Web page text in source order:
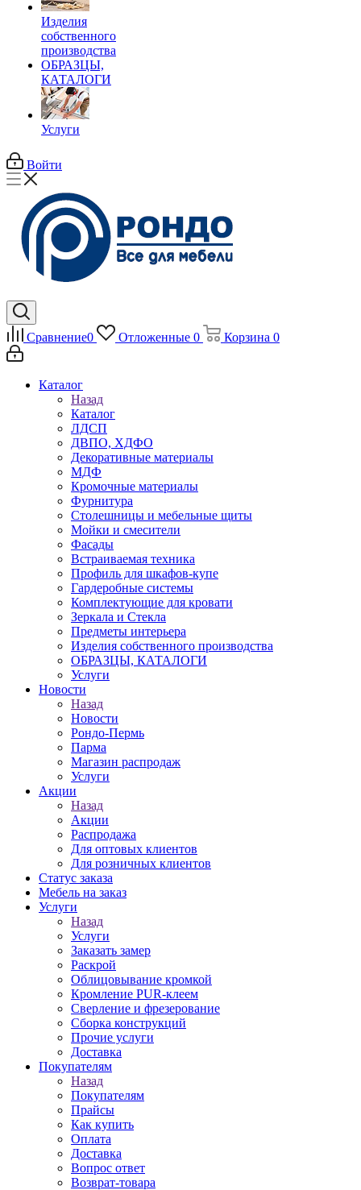
Изделия
собственного
производства
ОБРАЗЦЫ,
КАТАЛОГИ
Услуги
Войти
Сравнение0 Отложенные 0 Корзина 0
Каталог
Назад
Каталог
ЛДСП
ДВПО, ХДФО
Декоративные материалы
МДФ
Кромочные материалы
Фурнитура
Столешницы и мебельные щиты
Мойки и смесители
Фасады
Встраиваемая техника
Профиль для шкафов-купе
Гардеробные системы
Комплектующие для кровати
Зеркала и Стекла
Предметы интерьера
Изделия собственного производства
ОБРАЗЦЫ, КАТАЛОГИ
Услуги
Новости
Назад
Новости
Рондо-Пермь
Парма
Магазин распродаж
Услуги
Акции
Назад
Акции
Распродажа
Для оптовых клиентов
Для розничных клиентов
Статус заказа
Мебель на заказ
Услуги
Назад
Услуги
Заказать замер
Раскрой
Облицовывание кромкой
Кромление PUR-клеем
Сверление и фрезерование
Сборка конструкций
Прочие услуги
Доставка
Покупателям
Назад
Покупателям
Прайсы
Как купить
Оплата
Доставка
Вопрос ответ
Возврат-товара